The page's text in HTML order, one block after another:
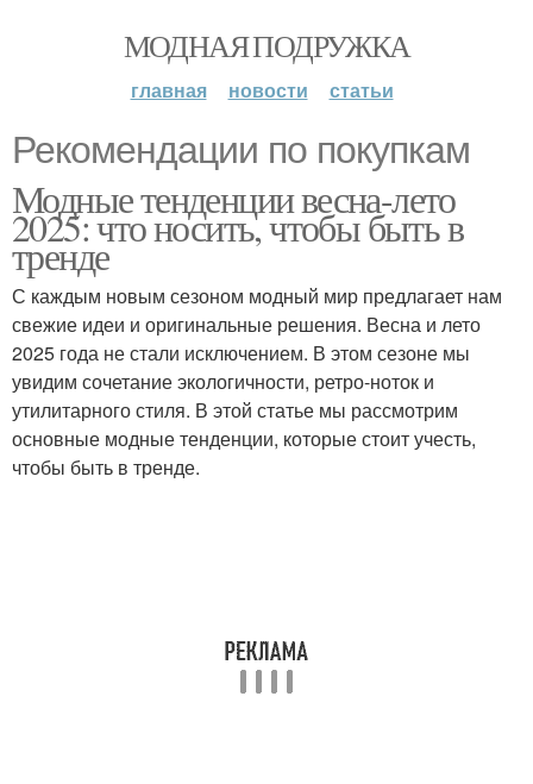
МОДНАЯ ПОДРУЖКА
главная новости статьи
Рекомендации по покупкам
Модные тенденции весна-лето
2025: что носить, чтобы быть в
тренде
С каждым новым сезоном модный мир предлагает нам
свежие идеи и оригинальные решения. Весна и лето
2025 года не стали исключением. В этом сезоне мы
увидим сочетание экологичности, ретро-ноток и
утилитарного стиля. В этой статье мы рассмотрим
основные модные тенденции, которые стоит учесть,
чтобы быть в тренде.